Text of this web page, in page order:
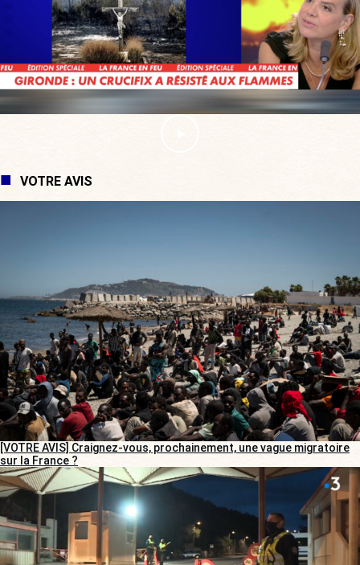
VOTRE AVIS
[VOTRE AVIS] Craignez-vous, prochainement, une vague migratoire
sur la France ?